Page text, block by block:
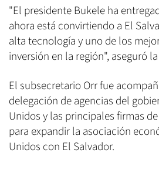
"El presidente Bukele ha
ahora está convirtiendo a El
alta tecnología y uno de los
inversión en la región", aseguró
El subsecretario Orr fue
delegación de agencias del
Unidos y las principales firmas
para expandir la asociación
Unidos con El Salvador.